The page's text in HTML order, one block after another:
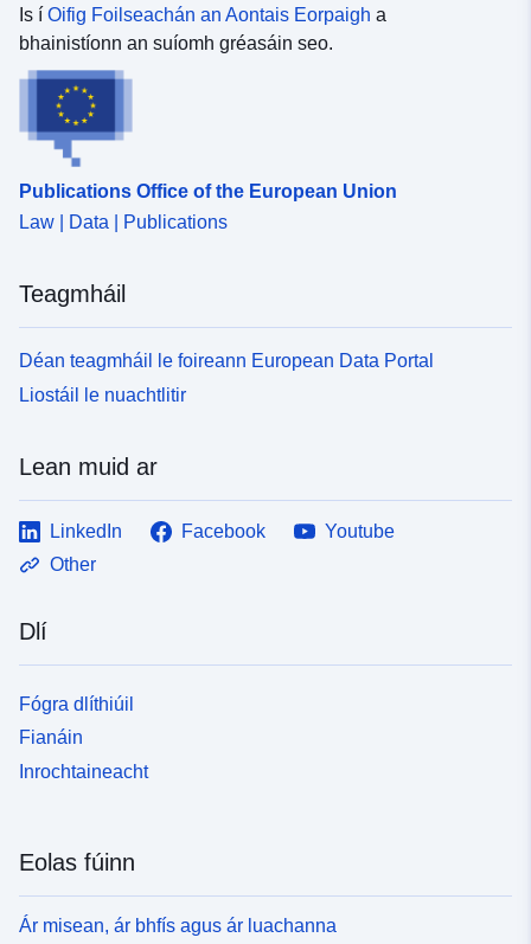
Is í Oifig Foilseachán an Aontais Eorpaigh a
bhainistíonn an suíomh gréasáin seo.
Publications Office of the European Union
Law | Data | Publications
Teagmháil
Déan teagmháil le foireann European Data Portal
Liostáil le nuachtlitir
Lean muid ar
LinkedIn Facebook
Youtube
Other
Dlí
Fógra dlíthiúil
Fianáin
Inrochtaineacht
Eolas fúinn
Ár misean, ár bhfís agus ár luachanna